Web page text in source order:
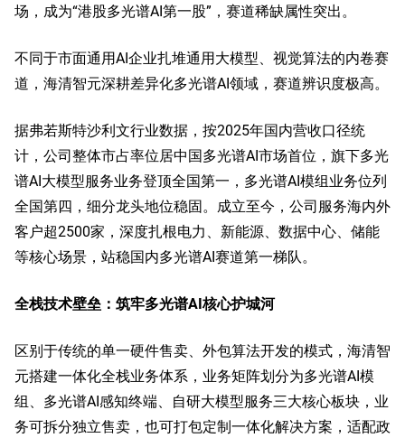
场，成为“港股多光谱AI第一股”，赛道稀缺属性突出。
不同于市面通用AI企业扎堆通用大模型、视觉算法的内卷赛
道，海清智元深耕差异化多光谱AI领域，赛道辨识度极高。
据弗若斯特沙利文行业数据，按2025年国内营收口径统
计，公司整体市占率位居中国多光谱AI市场首位，旗下多光
谱AI大模型服务业务登顶全国第一，多光谱AI模组业务位列
全国第四，细分龙头地位稳固。成立至今，公司服务海内外
客户超2500家，深度扎根电力、新能源、数据中心、储能
等核心场景，站稳国内多光谱AI赛道第一梯队。
全栈技术壁垒：筑牢多光谱AI核心护城河
区别于传统的单一硬件售卖、外包算法开发的模式，海清智
元搭建一体化全栈业务体系，业务矩阵划分为多光谱AI模
组、多光谱AI感知终端、自研大模型服务三大核心板块，业
务可拆分独立售卖，也可打包定制一体化解决方案，适配政